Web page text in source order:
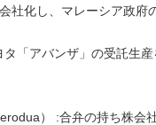
社化し、マレーシア政
タ「アバンザ」の受託生
） :合弁の持ち株